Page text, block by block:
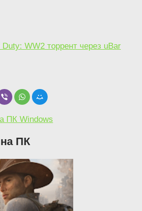
WW2 торрент через uBar
ПК Windows
ПК